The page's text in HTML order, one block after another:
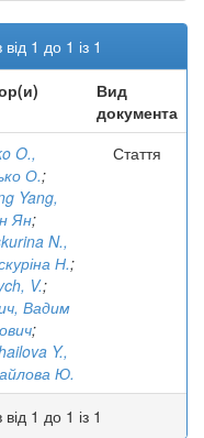
1 до 1 із 1
Вид
документа
O.,
О.;
Yang,
Ян;
N.,
Н.;
V.;
Вадим
;
Y.,
Ю.
Стаття
1 до 1 із 1